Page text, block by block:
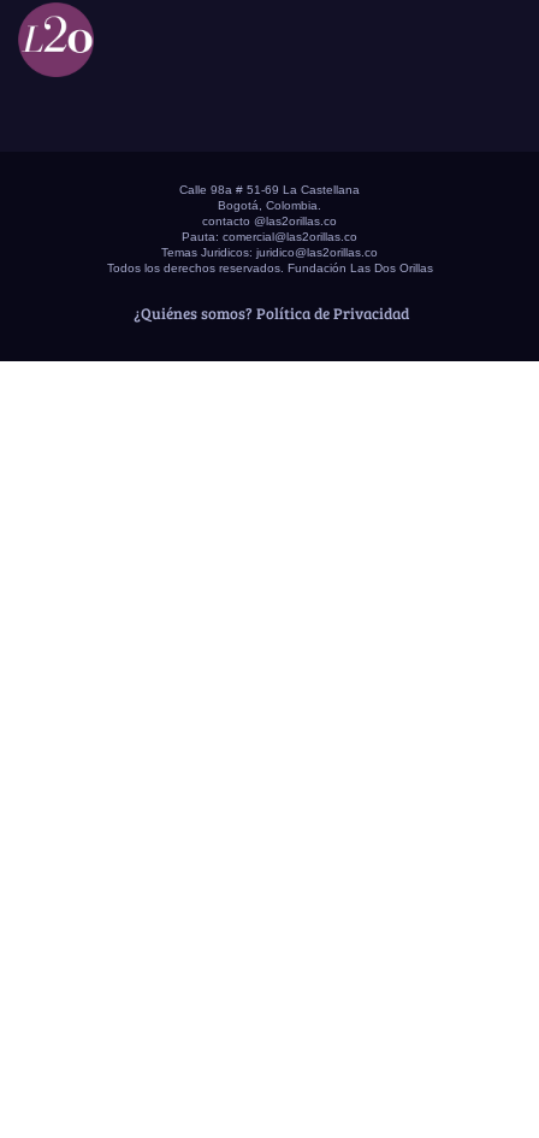
Calle 98a # 51-69 La Castellana
Bogotá, Colombia.
contacto @las2orillas.co
Pauta: comercial@las2orillas.co
Temas Juridicos: juridico@las2orillas.co
Todos los derechos reservados. Fundación Las Dos Orillas
¿Quiénes somos? Política de Privacidad